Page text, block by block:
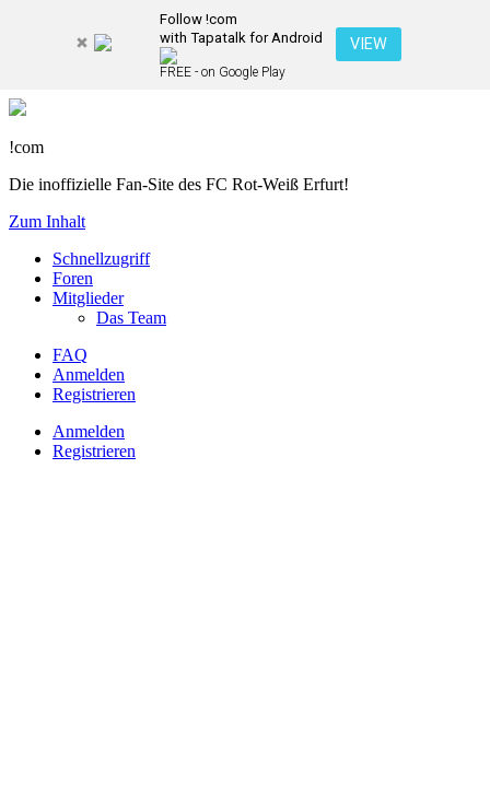
Follow !com
with Tapatalk for Android
FREE - on Google Play
VIEW
!com
Die inoffizielle Fan-Site des FC Rot-Weiß Erfurt!
Zum Inhalt
Schnellzugriff
Foren
Mitglieder
Das Team
FAQ
Anmelden
Registrieren
Anmelden
Registrieren